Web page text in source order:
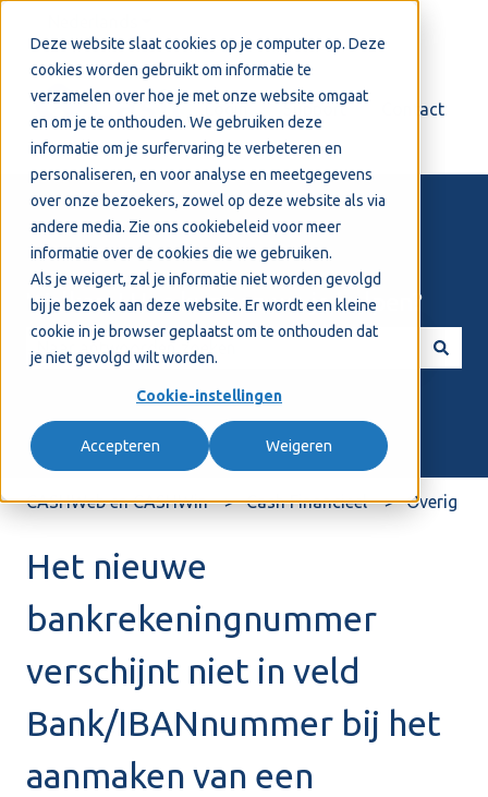
Deze website slaat cookies op je computer op. Deze
cookies worden gebruikt om informatie te
verzamelen over hoe je met onze website omgaat
en om je te onthouden. We gebruiken deze
informatie om je surfervaring te verbeteren en
personaliseren, en voor analyse en meetgegevens
over onze bezoekers, zowel op deze website als via
andere media. Zie ons cookiebeleid voor meer
informatie over de cookies die we gebruiken.
Als je weigert, zal je informatie niet worden gevolgd
bij je bezoek aan deze website. Er wordt een kleine
cookie in je browser geplaatst om te onthouden dat
je niet gevolgd wilt worden.
Cookie-instellingen
Accepteren Weigeren
Support Contact
Welkom! Hoe kunnen we je helpen?
CASHWeb en CASHWin Cash Financieel Overig
Het nieuwe
bankrekeningnummer
verschijnt niet in veld
Bank/IBANnummer bij het
aanmaken van een